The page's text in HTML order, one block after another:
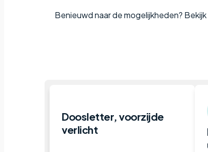
Benieuwd naar de mogelijkheden?
Doosletter, voorzijde
verlicht